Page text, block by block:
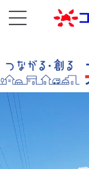
コープやまぐち お買